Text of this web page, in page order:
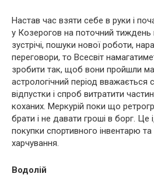
Настав час взяти себе в руки і
у Козерогов на поточний тиждень
зустрічі, пошуки нової роботи,
переговори, то Всесвіт
зробити так, щоб вони пройшли
астрологічний період вважається
відпустки і спроб витратити
коханих. Меркурій поки що
брати і не давати гроші в борг. Це
покупки спортивного інвентарю та
харчування.
Водолій